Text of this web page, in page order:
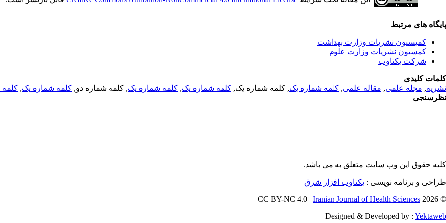
پایگاه های مرتبط
کمیسیون نشریات وزارت بهداشت
کمسیون نشریات وزارت علوم
شرکت یکتاوب
کلمات کلیدی
نشریه, مجله علمی, مقاله علمی, کلمه شماره یک, کلمه شماره یک, کلمه شماره یک, کلمه شماره یک, کلمه شماره دو, کلمه شماره یک, کلمه
نظرسنجی
کلیه حقوق این وب سایت متعلق به می باشد.
طراحی و برنامه نویسی : یکتاوب افزار شرق
© 2026 CC BY-NC 4.0 |
Iranian Journal of Health Sciences
Designed & Developed by : Yektaweb